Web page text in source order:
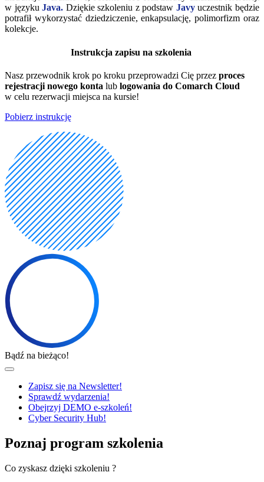
w językuJava. Dziękie szkoleniu z podstaw Javyuczestnik będzie
potrafił wykorzystać dziedziczenie, enkapsulację, polimorfizm oraz
kolekcje.
Instrukcja zapisu na szkolenia
Nasz przewodnik krok po kroku przeprowadzi Cię przez proces
rejestracji nowego konta lub logowania do Comarch Cloud
w celu rezerwacji miejsca na kursie!
Pobierz instrukcję
Bądź na bieżąco!
Zapisz się na Newsletter!
Sprawdź wydarzenia!
Obejrzyj DEMO e-szkoleń!
Cyber Security Hub!
Poznaj program szkolenia
Co zyskasz dzięki szkoleniu ?